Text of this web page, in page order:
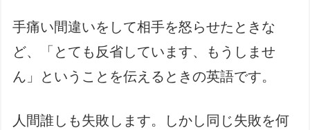
手痛い間違いをして相手を怒らせたときな
ど、「とても反省しています、もうしませ
ん」ということを伝えるときの英語です。
人間誰しも失敗します。しかし同じ失敗を何